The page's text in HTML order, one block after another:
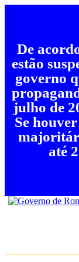
De
estão
governo
julho de
Se
até